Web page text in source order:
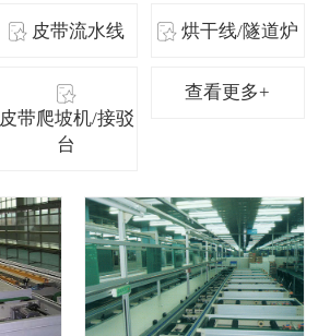
皮带流水线 烘干线/隧道炉
皮带爬坡机/接驳
台
查看更多+